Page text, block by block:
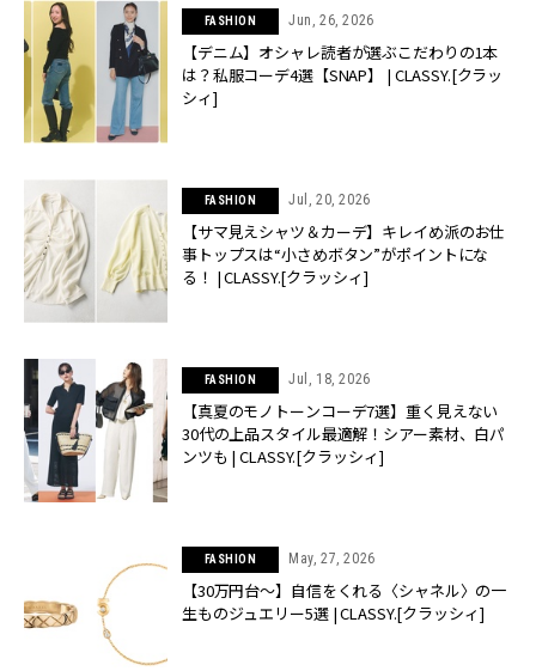
FASHION Jun, 26, 2026
【デニム】オシャレ読者が選ぶこだわりの1本
は？私服コーデ4選【SNAP】 | CLASSY.[クラッ
シィ]
FASHION Jul, 20, 2026
【サマ見えシャツ＆カーデ】キレイめ派のお仕
事トップスは“小さめボタン”がポイントにな
る！ | CLASSY.[クラッシィ]
FASHION Jul, 18, 2026
【真夏のモノトーンコーデ7選】重く見えない
30代の上品スタイル最適解！シアー素材、白パ
ンツも | CLASSY.[クラッシィ]
FASHION May, 27, 2026
【30万円台〜】自信をくれる〈シャネル〉の一
生ものジュエリー5選 | CLASSY.[クラッシィ]